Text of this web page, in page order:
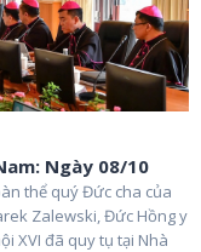
Ngày 08/10
thể quý Đức cha của
Zalewski, Đức Hồng y
XVI đã quy tụ tại Nhà